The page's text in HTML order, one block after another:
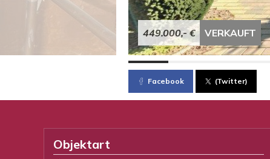
449.000,- € VERKAUFT
Facebook (Twitter)
Objektart